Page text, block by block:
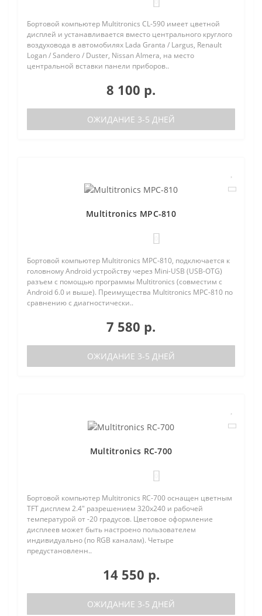
Бортовой компьютер Multitronics CL-590 имеет цветной
дисплей и устанавливается вместо центрального круглого
воздуховода в автомобилях Lada Granta / Largus, Renault
Logan / Sandero / Duster, Nissan Almera, на место
центральной вставки панели приборов..
8 100 р.
ОЖИДАНИЕ 3-5 ДНЕЙ
Multitronics MPC-810
Бортовой компьютер Multitronics MPC-810, подключается к
головному Android устройству через Mini-USB (USB-OTG)
разъем с помощью программы Multitronics (совместим с
Android 6.0 и выше). Преимущества Multitronics MPC-810 по
сравнению с диагностически..
7 580 р.
ОЖИДАНИЕ 3-5 ДНЕЙ
Multitronics RC-700
Бортовой компьютер Multitronics RC-700 оснащен цветным
TFT дисплем 2.4" разрешением 320х240 и рабочей
температурой от -20 градусов. Цветовое оформление
дисплеев может быть настроено пользователем
индивидуально (по RGB каналам). Четыре
предустановленн..
14 550 р.
ОЖИДАНИЕ 3-5 ДНЕЙ